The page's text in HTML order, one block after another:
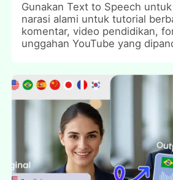
Gunakan Text to Speech
narasi alami untuk tutorial
komentar, video pendidikan,
unggahan YouTube yang